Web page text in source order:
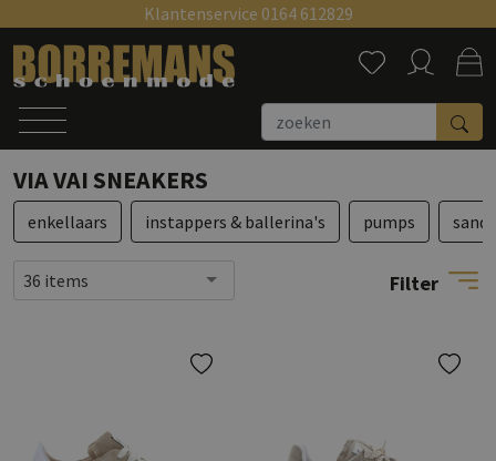
Klantenservice 0164 612829 Zoeken
VIA VAI SNEAKERS
Filter
enkellaars instappers & ballerina's pumps
36 items